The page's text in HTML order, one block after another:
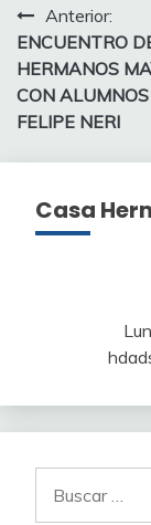
de
entradas
Anterior:
ENCUENTRO
HERMANOS
CON
FELIPE NERI
Casa